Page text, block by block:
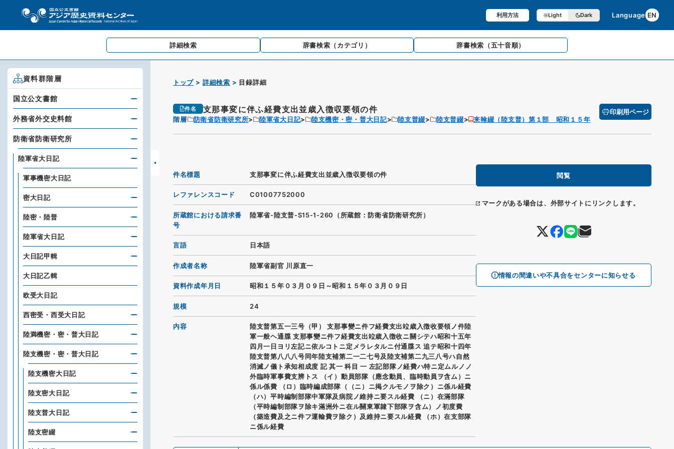
利用方法 Light Dark Language EN
詳細検索 辞書検索 （カテゴリ） 辞書検索 （五十音順）
トップ 詳細検索 目録詳細
件名 支那事変に伴ふ経費支出並歳入徴収要領の件
階層 防衛省防衛研究所 陸軍省大日記 陸支機密・密・普大日記 陸支普綴 陸支普綴 来翰綴（陸支普）第１部 昭和１５年
印刷用ページ
閲覧
マークがある場合は、外部サイトにリンクします。
情報の間違いや不具合をセンターに知らせる
件名標題 支那事変に伴ふ経費支出並歳入徴収要領の件
レファレンスコード C01007752000
所蔵館における請求番
号
陸軍省-陸支普-S15-1-260（所蔵館：防衛省防衛研究所）
言語 日本語
作成者名称 陸軍省副官 川原直一
資料作成年月日 昭和１５年０３月０９日～昭和１５年０３月０９日
規模 24
内容
陸支普第五一三号（甲） 支那事變ニ件フ経費支出竝歳入徴收要領ノ件陸
軍一般ヘ通牒 支那事變ニ件フ経費支出竝歳入徴收ニ關シテハ昭和十五年
四月一日ヨリ左記ニ依ルコトニ定メラレタルニ付通牒ス 追テ昭和十四年
陸支普第八八八号同年陸支補第二一二七号及陸支補第二九三八号ハ自然
消滅ノ儀ト承知相成度 記 其一 科目 一 左記部隊ノ経費ハ特ニ定ムルノノ
外臨時軍事費支辨トス （イ）動員部隊（應念動員、臨時動員ヲ含ム）ニ
係ル係費 （ロ）臨時編成部隊（（ニ）ニ掲クルモノヲ除ク）ニ係ル経費
（ハ）平時編制部隊中軍隊及病院ノ維持ニ要スル経費 （ニ）在滿部隊
（平時編制部隊ヲ除キ滿洲外ニ在ル關東軍隷下部隊ヲ含ム）ノ初度費
（築造費及之ニ件フ運輸費ヲ除ク）及維持ニ要スル経費 （ホ）在支部隊
ニ係ル経費
資料群階層
国立公文書館
外務省外交史料館
防衛省防衛研究所
陸軍省大日記
軍事機密大日記
密大日記
陸密・陸普
陸軍省大日記
大日記甲輯
大日記乙輯
欧受大日記
西密受・西受大日記
陸満機密・密・普大日記
陸支機密・密・普大日記
陸支機密大日記
陸支密大日記
陸支普大日記
陸支密綴